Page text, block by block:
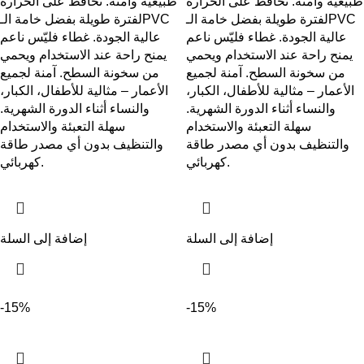
لفترة طويلة بفضل خامة الـPVC
عالية الجودة. غطاء فليّس ناعم
يمنح راحة عند الاستخدام ويحمي
من سخونة السطح. آمنة لجميع
الأعمار – مثالية للأطفال، الكبار،
والنساء أثناء الدورة الشهرية.
سهلة التعبئة والاستخدام
والتنظيف بدون أي مصدر طاقة
كهربائي.
إضافة إلى السلة
لفترة طويلة بفضل خامة الـPVC
عالية الجودة. غطاء فليّس ناعم
يمنح راحة عند الاستخدام ويحمي
من سخونة السطح. آمنة لجميع
الأعمار – مثالية للأطفال، الكبار،
والنساء أثناء الدورة الشهرية.
سهلة التعبئة والاستخدام
والتنظيف بدون أي مصدر طاقة
كهربائي.
إضافة إلى السلة
-15% -15%